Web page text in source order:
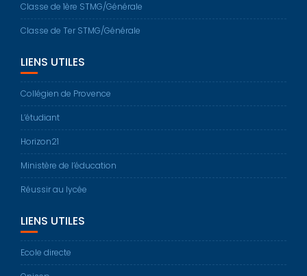
Classe de 1ère STMG/Générale
Classe de Ter STMG/Générale
LIENS UTILES
Collégien de Provence
L’étudiant
Horizon21
Ministère de l’éducation
Réussir au lycée
LIENS UTILES
Ecole directe